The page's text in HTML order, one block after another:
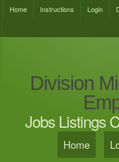
Home Instructions Login
Division
Jobs Listings
Home